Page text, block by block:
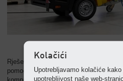
Rješenje iz tvrtke KAESER
pomoglo je tvrtki UNIMATIC da otkloni
Kolačići
Upotrebljavamo kolačiće
upotrebljivost naše web-